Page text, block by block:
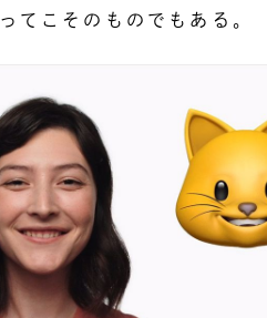
てこそのものでもある。